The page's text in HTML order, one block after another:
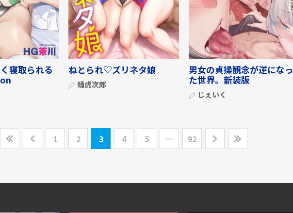
寝取られる
ねとられ♡ズリネタ娘
蛹虎次郎
男女の貞操観念が逆になっ
た世界。新装版
じぇいく
1 2 3 4 5 … 92